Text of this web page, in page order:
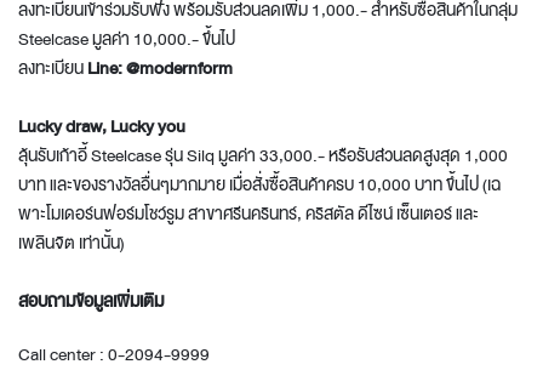
ลงทะเบียนเข้าร่วมรับฟัง พร้อมรับส่วนลดเพิ่ม 1,000.- สำหรับซื้อสินค้าในกลุ่ม
Steelcase มูลค่า 10,000.- ขึ้นไป
ลงทะเบียนLine: @modernform
Lucky draw, Lucky you
ลุ้นรับเก้าอี้ Steelcase รุ่น Silq มูลค่า 33,000.- หรือรับส่วนลดสูงสุด 1,000
บาท และของรางวัลอื่นๆมากมาย เมื่อสั่งซื้อสินค้าครบ 10,000 บาท ขึ้นไป (เฉ
พาะโมเดอร์นฟอร์มโชว์รูม สาขาศรีนครินทร์, คริสตัล ดีไซน์ เซ็นเตอร์ และ
เพลินจิต เท่านั้น)
สอบถามข้อมูลเพิ่มเติม
Call center : 0-2094-9999